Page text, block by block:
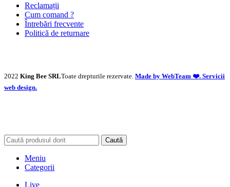
Reclamații
Cum comand ?
Întrebări frecvente
Politică de returnare
2022 King Bee SRLToate drepturile rezervate. Made by WebTeam ❤️. Servicii
web design.
Caută
Meniu
Categorii
Live